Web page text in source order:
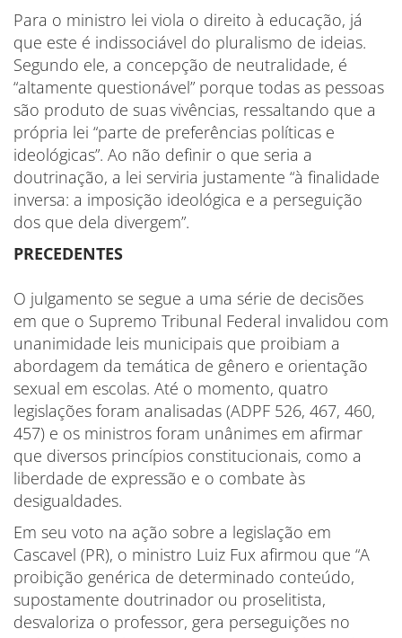
Para o ministro lei viola o direito à educação, já
que este é indissociável do pluralismo de ideias.
Segundo ele, a concepção de neutralidade, é
“altamente questionável” porque todas as pessoas
são produto de suas vivências, ressaltando que a
própria lei “parte de preferências políticas e
ideológicas”. Ao não definir o que seria a
doutrinação, a lei serviria justamente “à finalidade
inversa: a imposição ideológica e a perseguição
dos que dela divergem”.
PRECEDENTES
O julgamento se segue a uma série de decisões
em que o Supremo Tribunal Federal invalidou com
unanimidade leis municipais que proibiam a
abordagem da temática de gênero e orientação
sexual em escolas. Até o momento, quatro
legislações foram analisadas (ADPF 526, 467, 460,
457) e os ministros foram unânimes em afirmar
que diversos princípios constitucionais, como a
liberdade de expressão e o combate às
desigualdades.
Em seu voto na ação sobre a legislação em
Cascavel (PR), o ministro Luiz Fux afirmou que “A
proibição genérica de determinado conteúdo,
supostamente doutrinador ou proselitista,
desvaloriza o professor, gera perseguições no